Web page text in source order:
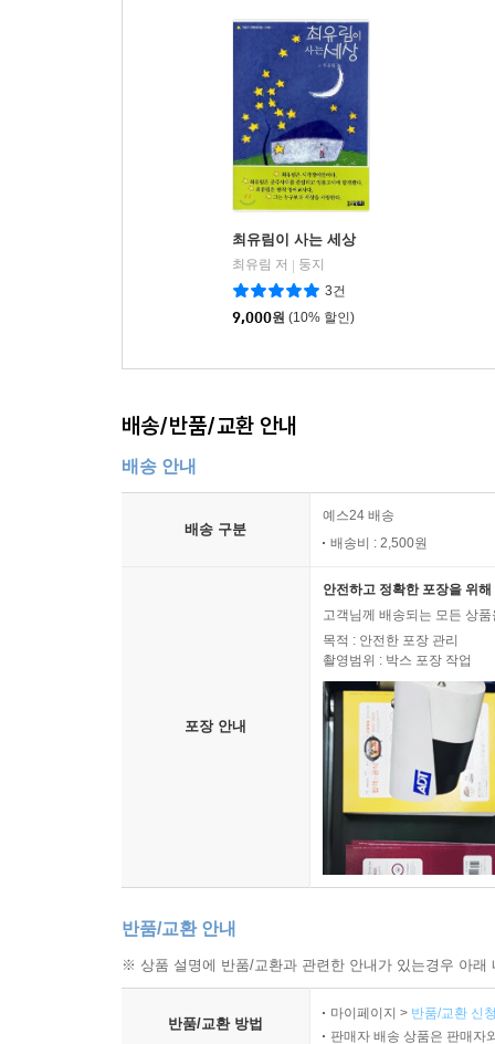
최유림이 사는 세상
최유림 저
둥지
3건
9,000원 (10% 할인)
배송/반품/교환 안내
배송 안내
배송 구분
예스24 배송
배송비 : 2,500원
포장 안내
안전하고 정확한 포장을 위
고객님께 배송되는 모든 상
목적 : 안전한 포장 관리
촬영범위 : 박스 포장 작업
반품/교환 안내
※ 상품 설명에 반품/교환과 관련한 안내가 있는경우 아
반품/교환 방법
마이페이지 > 반품/교환 신
판매자 배송 상품은 판매자